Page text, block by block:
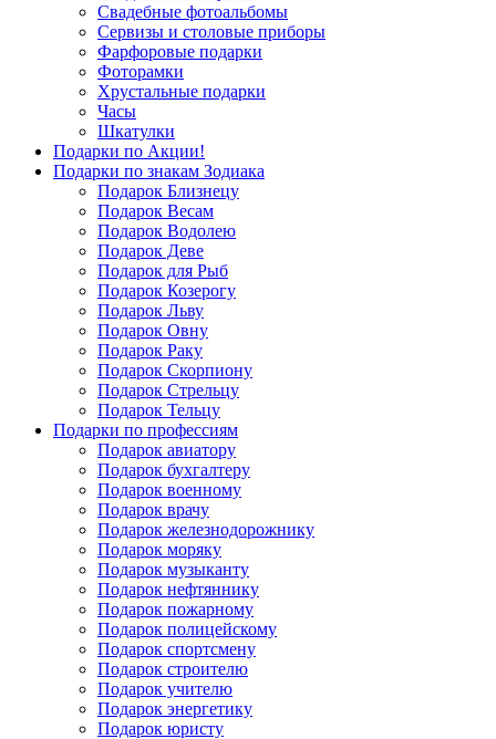
Свадебные фотоальбомы
Сервизы и столовые приборы
Фарфоровые подарки
Фоторамки
Хрустальные подарки
Часы
Шкатулки
Подарки по Акции!
Подарки по знакам Зодиака
Подарок Близнецу
Подарок Весам
Подарок Водолею
Подарок Деве
Подарок для Рыб
Подарок Козерогу
Подарок Льву
Подарок Овну
Подарок Раку
Подарок Скорпиону
Подарок Стрельцу
Подарок Тельцу
Подарки по профессиям
Подарок авиатору
Подарок бухгалтеру
Подарок военному
Подарок врачу
Подарок железнодорожнику
Подарок моряку
Подарок музыканту
Подарок нефтяннику
Подарок пожарному
Подарок полицейскому
Подарок спортсмену
Подарок строителю
Подарок учителю
Подарок энергетику
Подарок юристу